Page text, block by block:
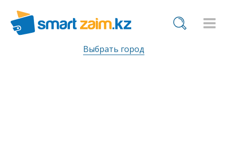
Выбрать город